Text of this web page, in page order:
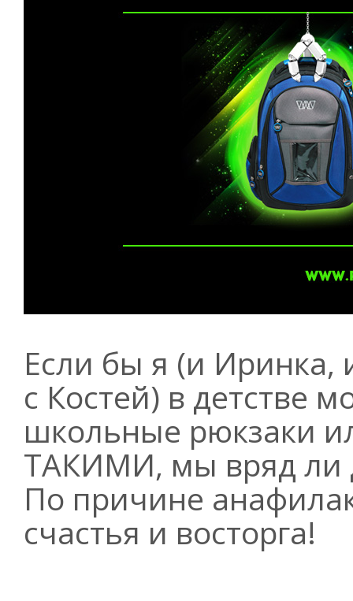
Если бы я (и
с Костей) в детстве
школьные рюкзаки
ТАКИМИ, мы вряд ли
По причине
счастья и восторга!